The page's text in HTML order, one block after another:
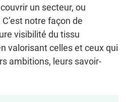
un secteur, ou
notre façon de
visibilité du tissu
valorisant celles et ceux qui
ambitions, leurs savoir-